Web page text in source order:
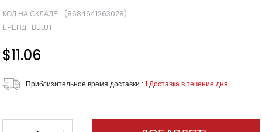
КОД НА СКЛАДЕ
(8684641263028)
БРЕНД : BULUT
$11.06
Приблизительное время доставки : 1 Доставка в течение дня